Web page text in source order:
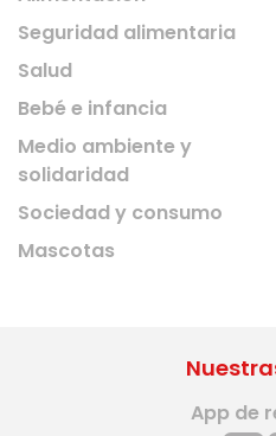
Seguridad alimentaria
Salud
Bebé e infancia
Medio ambiente y
solidaridad
Sociedad y consumo
Mascotas
App de